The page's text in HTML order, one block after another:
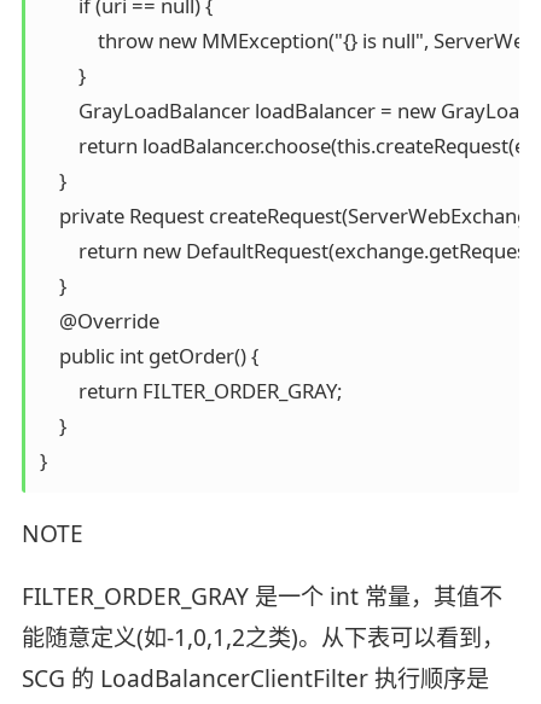
throw new MMException("{} is null",
        }
GrayLoadBalancer loadBalancer = new
return
    }
private Request
return new
    }
    @Override
    public int getOrder() {
        return FILTER_ORDER_GRAY;
    }
}
NOTE
FILTER_ORDER_GRAY 是一个 int 常量，其值不
能随意定义(如-1,0,1,2之类)。从下表可以看到，
SCG 的 LoadBalancerClientFilter 执行顺序是